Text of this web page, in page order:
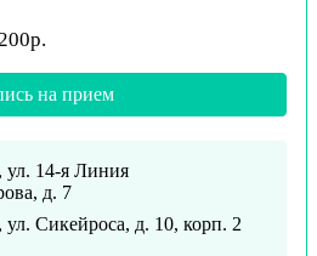
на прием
ул. 14-я Линия
д. 7
ул. Сикейроса, д. 10, корп. 2